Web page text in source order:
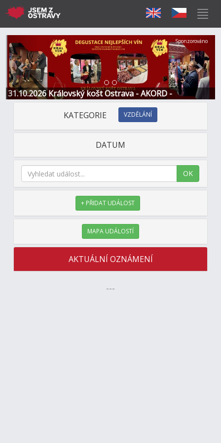
31.10.2026 Královský košt Ostrava - AKORD -
Restaurace a Hotel
Předchozí Další
Sponzorováno
KATEGORIE VZDĚLÁNÍ
DATUM
OK
+ PŘIDAT UDÁLOST
MAPA UDÁLOSTÍ
AKTUÁLNÍ OZNÁMENÍ
---